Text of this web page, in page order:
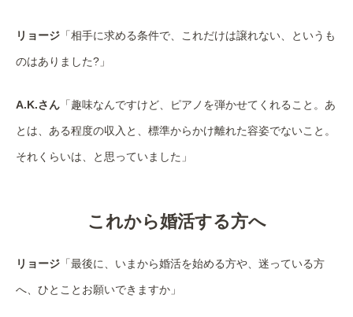
リョージ 「相手に求める条件で、これだけは譲れない、というも
のはありました?」
A.K.さん 「趣味なんですけど、ピアノを弾かせてくれること。あ
とは、ある程度の収入と、標準からかけ離れた容姿でないこと。
それくらいは、と思っていました」
これから婚活する方へ
リョージ 「最後に、いまから婚活を始める方や、迷っている方
へ、ひとことお願いできますか」